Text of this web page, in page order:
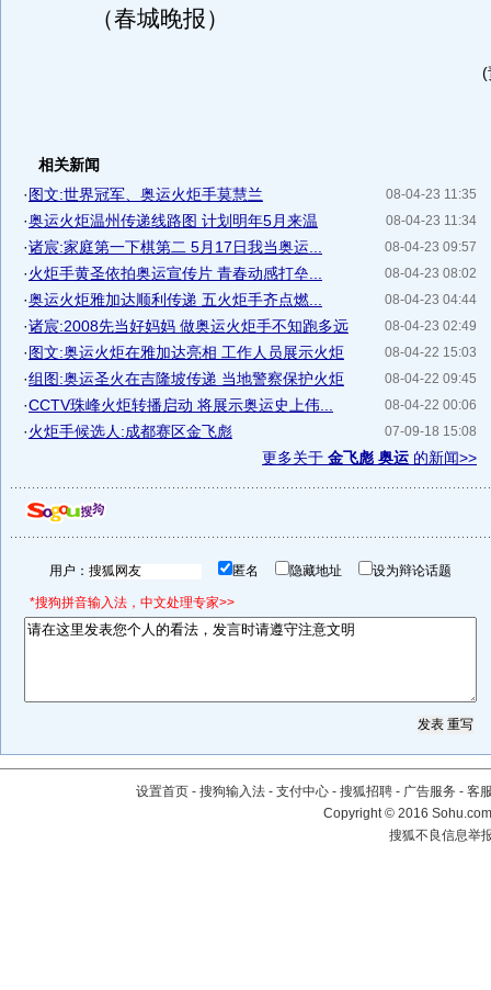
（春城晚报）
(
相关新闻
08-04-23 11:35
·图文:世界冠军、奥运火炬手莫慧兰
08-04-23 11:34
·奥运火炬温州传递线路图 计划明年5月来温
08-04-23 09:57
·诸宸:家庭第一下棋第二 5月17日我当奥运...
08-04-23 08:02
·火炬手黄圣依拍奥运宣传片 青春动感打垒...
08-04-23 04:44
·奥运火炬雅加达顺利传递 五火炬手齐点燃...
08-04-23 02:49
·诸宸:2008先当好妈妈 做奥运火炬手不知跑多远
08-04-22 15:03
·图文:奥运火炬在雅加达亮相 工作人员展示火炬
08-04-22 09:45
·组图:奥运圣火在吉隆坡传递 当地警察保护火炬
08-04-22 00:06
·CCTV珠峰火炬转播启动 将展示奥运史上伟...
07-09-18 15:08
·火炬手候选人:成都赛区金飞彪
更多关于 金飞彪 奥运 的新闻>>
用户： 匿名 隐藏地址 设为辩论话题
*搜狗拼音输入法，中文处理专家>>
设置首页 - 搜狗输入法 - 支付中心 - 搜狐招聘 - 广告服务 - 客
Copyright©2016
搜狐不良信息举